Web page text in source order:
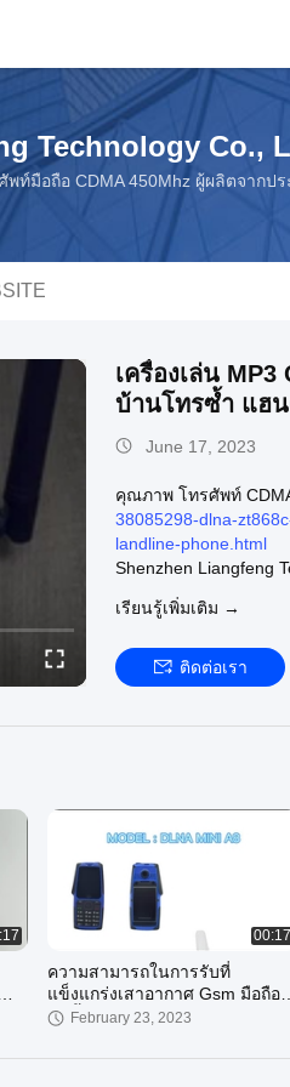
Technology Co.,
ท์มือถือ CDMA 450Mhz ผู้ผลิตจากปร
เครื่องเล่น
บ้านโทรซ้ำ แฮ
June 17, 2023
คุณภาพ โทรศัพท์
38085298-dlna-
landline-phone.html
Shenzhen Liangfeng
โทรศัพท์มือถือ DLNA :
โทรศัพท์มือถือ CDMA
cdma-450mhz-mobile-
เรียนรู้เพิ่มเติม →
ติดต่อเรา
00:17
ความสามารถในการรับที่
แข็งแกร่งเสาอากาศ Gsm มือถือ
กันน้ำเสาอากาศ Gsm ขนาดเล็ก
February 23, 2023